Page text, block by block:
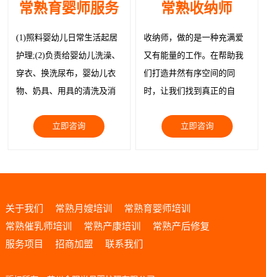
常熟育婴师服务
(1)照料婴幼儿日常生活起居
护理;(2)负责给婴幼儿洗澡、
穿衣、换洗尿布，婴幼儿衣
物、奶具、用具的清洗及消
领婴幼儿玩耍;立即咨询
常熟收纳师
收纳师，做的是一种充满爱
又有能量的工作。在帮助我
们打造井然有序空间的同
时，让我们找到真正的自
以待。
立即咨询
关于我们 常熟月嫂培训
常熟育婴师培训
常熟催乳师培训
常熟产康培训
常熟产后修复
服务项目
招商加盟 联系我们